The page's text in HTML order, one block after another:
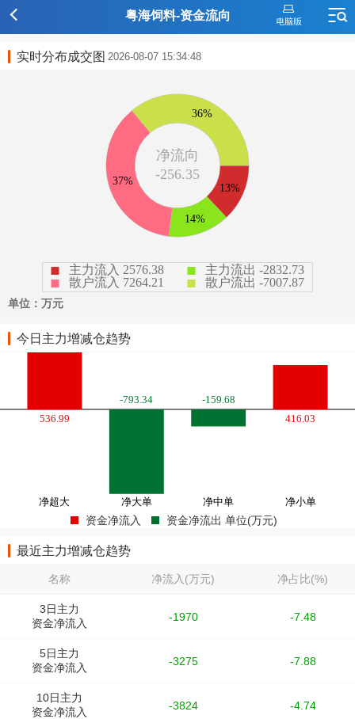
粤海饲料-资金流向
实时分布成交图 2026-08-07 15:34:48
今日主力增减仓趋势
资金净流入 资金净流出 单位(万元)
最近主力增减仓趋势
名称 净流入(万元) 净占比(%)
3日主力
资金净流入
-1970 -7.48
5日主力
资金净流入
-3275 -7.88
10日主力
资金净流入
-3824 -4.74